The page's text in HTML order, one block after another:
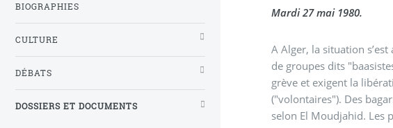
Mardi 27 mai 1980.
A Alger, la situation
de groupes dits
grève et exigent la
("volontaires"). Des
selon El Moudjahid. Les
BIOGRAPHIES
CULTURE
DÉBATS
DOSSIERS ET DOCUMENTS